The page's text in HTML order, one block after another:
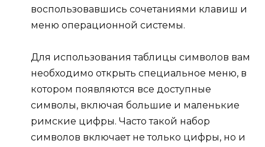
воспользовавшись сочетаниями клавиш и
меню операционной системы.
Для использования таблицы символов вам
необходимо открыть специальное меню, в
котором появляются все доступные
символы, включая большие и маленькие
римские цифры. Часто такой набор
символов включает не только цифры, но и